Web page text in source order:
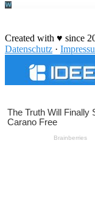
Created with ♥ since
Datenschutz ·